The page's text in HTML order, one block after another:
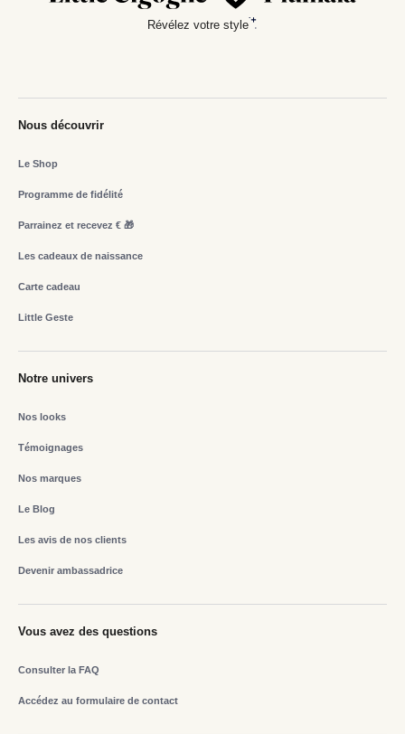
Révélez votre style
Nous découvrir
Le Shop
Programme de fidélité
Parrainez et recevez € 🎁
Les cadeaux de naissance
Carte cadeau
Little Geste
Notre univers
Nos looks
Témoignages
Nos marques
Le Blog
Les avis de nos clients
Devenir ambassadrice
Vous avez des questions
Consulter la FAQ
Accédez au formulaire de contact